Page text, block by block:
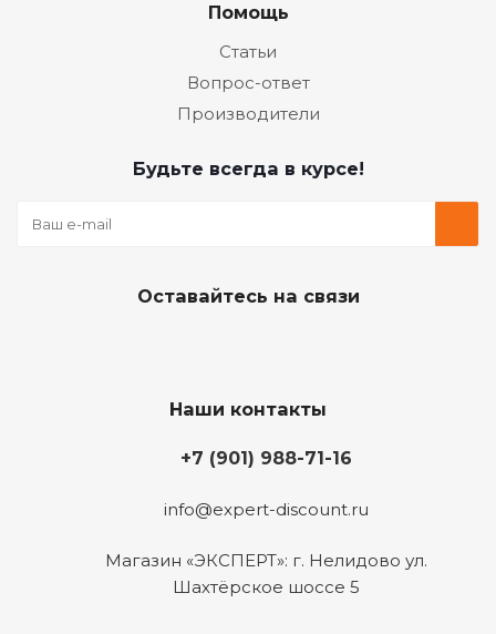
Помощь
Статьи
Вопрос-ответ
Производители
Будьте всегда в курсе!
Оставайтесь на связи
Наши контакты
+7 (901) 988-71-16
info@expert-discount.ru
Магазин «ЭКСПЕРТ»: г. Нелидово ул.
Шахтёрское шоссе 5